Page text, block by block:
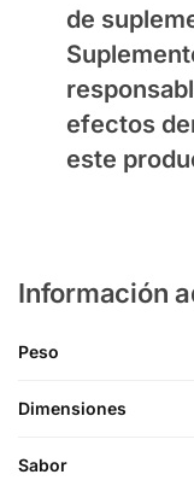
de
efectos
este
Información
Peso
Dimensiones
Sabor